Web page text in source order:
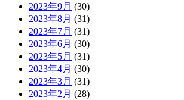
2023年9月 (30)
2023年8月 (31)
2023年7月 (31)
2023年6月 (30)
2023年5月 (31)
2023年4月 (30)
2023年3月 (31)
2023年2月 (28)